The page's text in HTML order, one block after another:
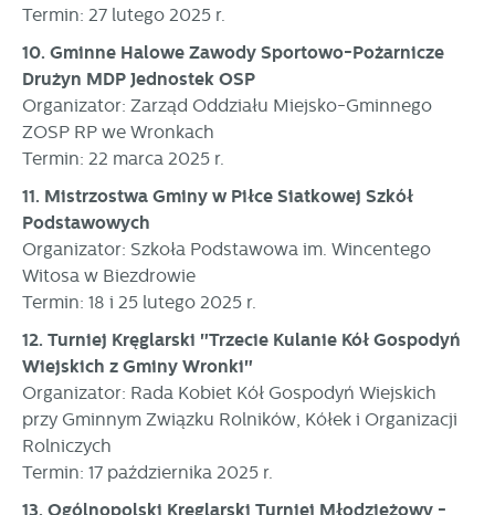
Termin: 27 lutego 2025 r.
10. Gminne Halowe Zawody Sportowo-Pożarnicze
Drużyn MDP Jednostek OSP
Organizator: Zarząd Oddziału Miejsko-Gminnego
ZOSP RP we Wronkach
Termin: 22 marca 2025 r.
11. Mistrzostwa Gminy w Piłce Siatkowej Szkół
Podstawowych
Organizator: Szkoła Podstawowa im. Wincentego
Witosa w Biezdrowie
Termin: 18 i 25 lutego 2025 r.
12. Turniej Kręglarski "Trzecie Kulanie Kół Gospodyń
Wiejskich z Gminy Wronki"
Organizator: Rada Kobiet Kół Gospodyń Wiejskich
przy Gminnym Związku Rolników, Kółek i Organizacji
Rolniczych
Termin: 17 października 2025 r.
13. Ogólnopolski Kręglarski Turniej Młodzieżowy -